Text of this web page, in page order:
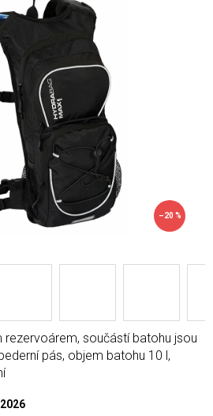
–20 %
rezervoárem, součástí batohu jsou
pás, objem batohu 10 l,